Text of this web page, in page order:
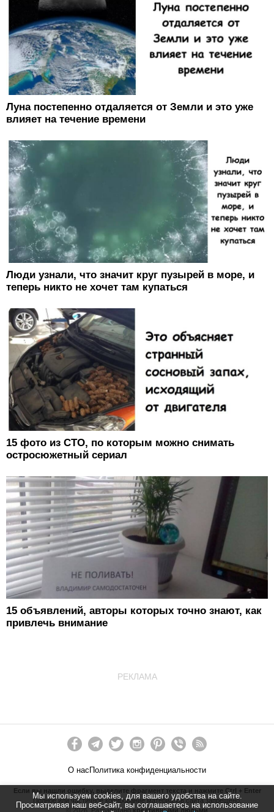
Мы используем cookies, для вашего удобства на сайте.
Просматривая наш веб-сайт, вы соглашаетесь на использование
Луна постепенно отдаляется от Земли и это уже
влияет на течение времени
Люди узнали, что значит круг пузырей в море, и
теперь никто не хочет там купаться
15 фото из СТО, по которым можно снимать
остросюжетный сериал
15 объявлений, авторы которых точно знают, как
привлечь внимание
РЕКЛАМА
О нас Политика конфиденциальности
Если вы нашли ошибку, выделите фрагмент текста и нажмите Ctrl + Enter
Полное или частичное копирование материалов сайта запрещено.
2026 . Разработано креативными людьми